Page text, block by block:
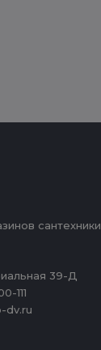
сантехники
39-Д
111
dv.ru